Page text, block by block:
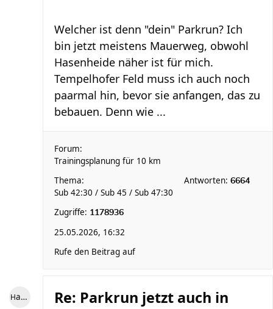
Welcher ist denn "dein" Parkrun? Ich
bin jetzt meistens Mauerweg, obwohl
Hasenheide näher ist für mich.
Tempelhofer Feld muss ich auch noch
paarmal hin, bevor sie anfangen, das zu
bebauen. Denn wie ...
Forum:
Trainingsplanung für 10 km
Thema:
Sub 42:30 / Sub 45 / Sub 47:30
Antworten: 6664
Zugriffe: 1178936
25.05.2026, 16:32
Rufe den Beitrag auf
Harriersand reloaded
Re: Parkrun jetzt auch in